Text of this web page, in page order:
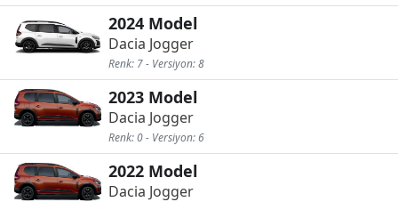
2024 Model
Dacia Jogger
Renk: 7 - Versiyon: 8
2023 Model
Dacia Jogger
Renk: 0 - Versiyon: 6
2022 Model
Dacia Jogger